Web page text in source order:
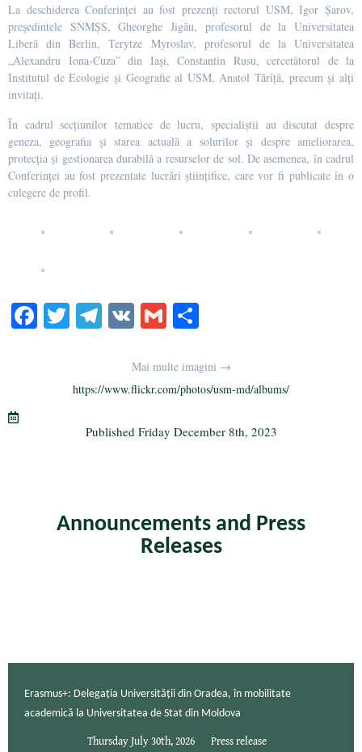
La deschiderea Conferinței au fost prezenți rectorul USM, Igor Șarov,
președintele SNMȘS, Gheorghe Jigău, profesorul de la Universitatea
Liberă din Berlin, Terytze Myroslav, profesorul de la Universitatea
„Alexandru Iona-Cuza” din Iași, Constantin Rusu, cercetătorul de la
Institutul de Ecologie și Geografie al USM, Anatol Tărîță, precum și alți
invitați.
În cadrul secțiunilor tematice de lucru, specialiștii au discutat despre
geneza, geografia și starea actuală a solurilor și despre ameliorarea,
protecția și gestionarea durabilă a resurselor de sol. De asemenea, în cadrul
Conferinței au fost prezentate lucrări științifice, care vor fi publicate în o
culegere de profil.
Fa T
r
Te
a
m
V G
ailre
Mai multe imagini →
https://www.flickr.com/photos/usm-md/albums/
Published Friday December 8th, 2023
Announcements and Press
Releases
Erasmus+: Delegația Universității din Oradea, în mobilitate
academică la Universitatea de Stat din Moldova
Thursday July 30th, 2026 Press release